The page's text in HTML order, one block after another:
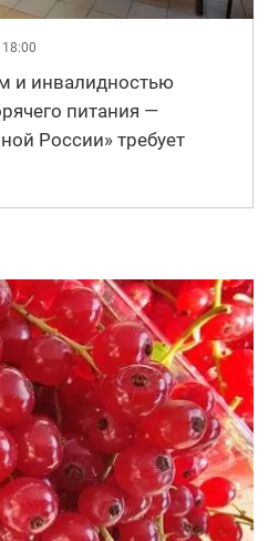
18:00
и инвалидностью
питания —
России» требует